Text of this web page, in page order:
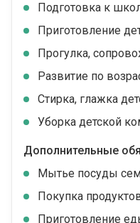
Подготовка к
Приготовление
Прогулка,
Развитие по
Стирка, глажка
Уборка детской
Дополнительные
Мытье посуды
Покупка
Приготовление